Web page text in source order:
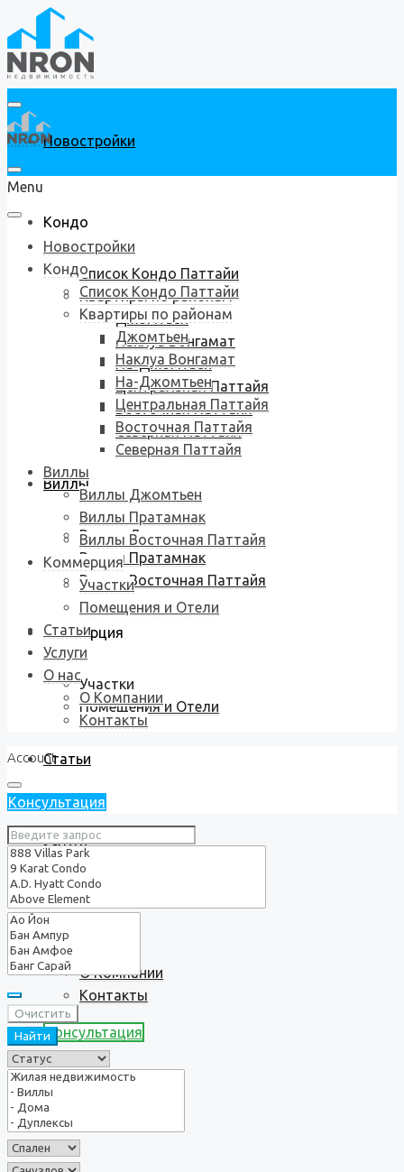
Новостройки
Кондо
Список Кондо Паттайи
Квартиры по районам
Джомтьен
Наклуа Вонгамат
На-Джомтьен
Центральная Паттайя
Восточная Паттайя
Северная Паттайя
Виллы
Виллы Джомтьен
Виллы Пратамнак
Виллы Восточная Паттайя
Коммерция
Участки
Помещения и Отели
Статьи
Услуги
О нас
О Компании
Контакты
Консультация
Menu
Новостройки
Кондо
Список Кондо Паттайи
Квартиры по районам
Джомтьен
Наклуа Вонгамат
На-Джомтьен
Центральная Паттайя
Восточная Паттайя
Северная Паттайя
Виллы
Виллы Джомтьен
Виллы Пратамнак
Виллы Восточная Паттайя
Коммерция
Участки
Помещения и Отели
Статьи
Услуги
О нас
О Компании
Контакты
Account
Консультация
Очистить
Найти